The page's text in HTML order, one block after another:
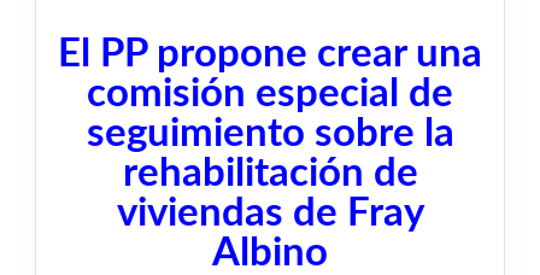
El PP propone crear una
comisión especial de
seguimiento sobre la
rehabilitación de
viviendas de Fray
Albino